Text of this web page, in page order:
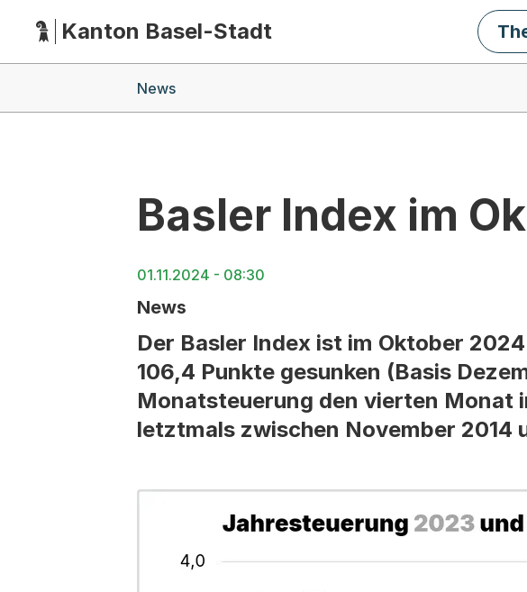
HauptnavigationKanton Basel-Stadt
News
Basler Index im
01.11.2024 - 08:30
News
Der Basler Index ist im Oktober
106,4 Punkte gesunken (Basis
Monatsteuerung den vierten Monat
letztmals zwischen November 2014